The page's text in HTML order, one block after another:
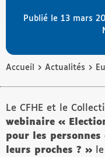
Publié le 13 mars
Accueil › Actualités ›
Le CFHE et le
webinaire «
pour les
leurs proches ? »